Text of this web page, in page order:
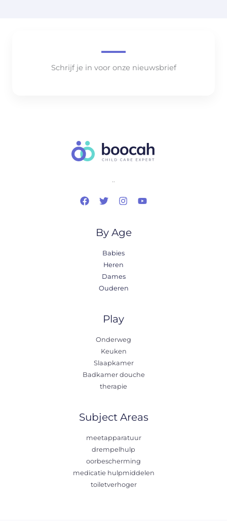
Schrijf je in voor onze nieuwsbrief
..
By Age
Babies
Heren
Dames
Ouderen
Play
Onderweg
Keuken
Slaapkamer
Badkamer douche
therapie
Subject Areas
meetapparatuur
drempelhulp
oorbescherming
medicatie hulpmiddelen
toiletverhoger